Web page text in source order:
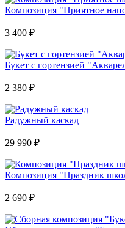
Композиция "Приятное
3 400 ₽
Букет с гортензией
2 380 ₽
Радужный каскад
29 990 ₽
Композиция "Праздник
2 690 ₽